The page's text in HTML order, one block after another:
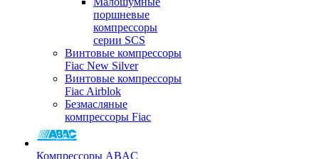
поршневые
компрессоры
серии SCS
Винтовые компрессоры
Fiac New Silver
Винтовые компрессоры
Fiac Airblok
Безмасляные
компрессоры Fiac
Компрессоры ABAC